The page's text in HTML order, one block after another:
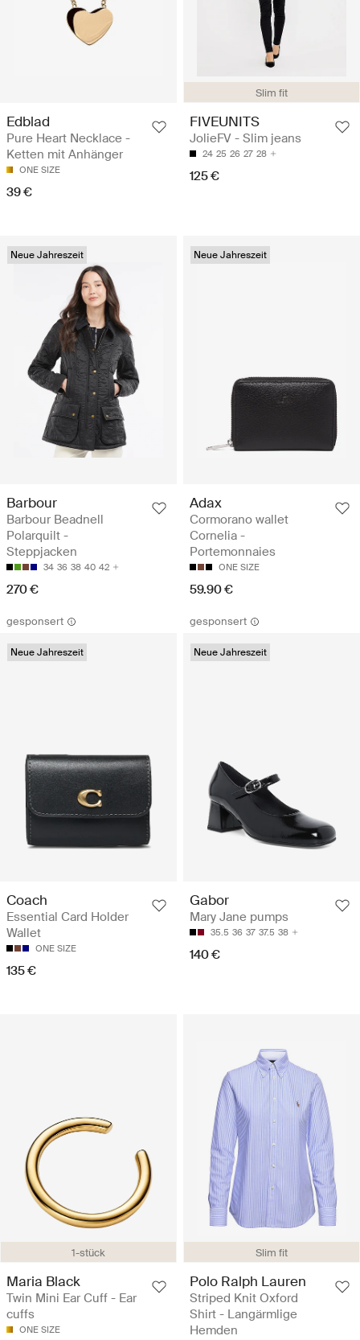
Edblad
Pure Heart Necklace -
Ketten mit Anhänger
ONE SIZE
39 €
Slim fit
FIVEUNITS
JolieFV - Slim jeans
24 25 26 27 28
125 €
Neue Jahreszeit
Barbour
Barbour Beadnell
Polarquilt -
Steppjacken
34 36 38 40 42
270 €
Neue Jahreszeit
Adax
Cormorano wallet
Cornelia -
Portemonnaies
ONE SIZE
59.90 €
gesponsert
Neue Jahreszeit
Coach
Essential Card Holder
Wallet
ONE SIZE
135 €
gesponsert
Neue Jahreszeit
Gabor
Mary Jane pumps
35.5 36 37 37.5 38
140 €
1-stück
Maria Black
Twin Mini Ear Cuff - Ear
cuffs
ONE SIZE
Slim fit
Polo Ralph Lauren
Striped Knit Oxford
Shirt - Langärmlige
Hemden